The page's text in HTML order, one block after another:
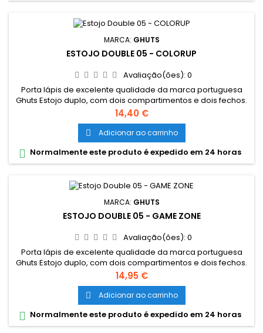
MARCA: GHUTS
ESTOJO DOUBLE 05 - COLORUP
Avaliação(ões): 0
Porta lápis de excelente qualidade da marca portuguesa
Ghuts Estojo duplo, com dois compartimentos e dois fechos.
Dimensões: 20,5 x 9,5 x 8 cm Características: Polyester 600D;
Fechos e cursor certificados YKK
Preço
14,40 €
 Adicionar ao carrinho
 Normalmente este produto é expedido em 24 horas
MARCA: GHUTS
ESTOJO DOUBLE 05 - GAME ZONE
Avaliação(ões): 0
Porta lápis de excelente qualidade da marca portuguesa
Ghuts Estojo duplo, com dois compartimentos e dois fechos.
Dimensões: 20,5 x 9,5 x 8 cm Características: Polyester 600D;
Fechos e cursor certificados YKK
Preço
14,95 €
 Adicionar ao carrinho
 Normalmente este produto é expedido em 24 horas